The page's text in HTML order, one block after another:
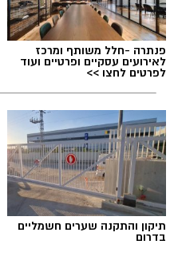
תגים:סטודיו נדיר נס ציונה
פנתרה -חלל משותף ומרכז
לאירועים עסקיים ופרטיים ועוד
לפרטים לחצו >>
תיקון והתקנה שערים חשמליים
בדרום